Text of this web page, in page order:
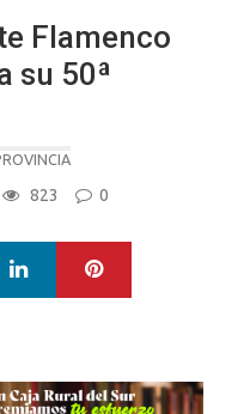
Flamenco
su 50ª
823 0
LinkedIn